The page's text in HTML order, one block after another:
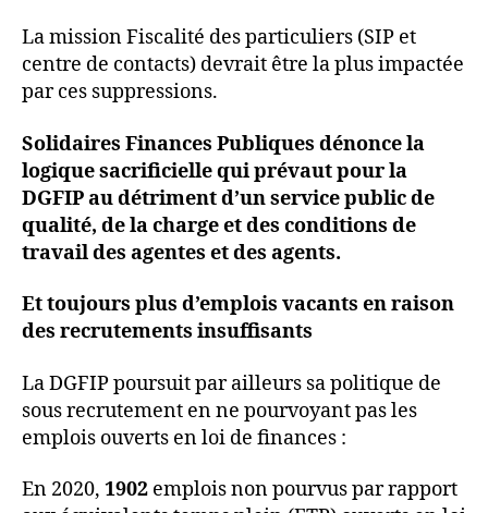
La mission Fiscalité des particuliers (SIP et
centre de contacts) devrait être la plus impactée
par ces suppressions.
Solidaires Finances Publiques dénonce la
logique sacrificielle qui prévaut pour la
DGFIP au détriment d’un service public de
qualité, de la charge et des conditions de
travail des agentes et des agents.
Et toujours plus d’emplois vacants en raison
des recrutements insuffisants
La DGFIP poursuit par ailleurs sa politique de
sous recrutement en ne pourvoyant pas les
emplois ouverts en loi de finances :
En 2020, 1902 emplois non pourvus par rapport